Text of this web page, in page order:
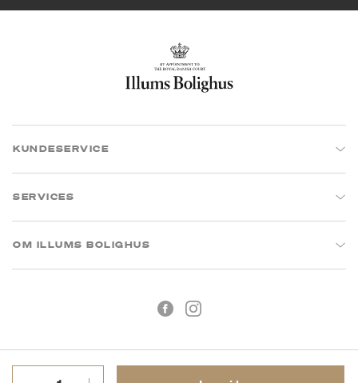
KUNDESERVICE
SERVICES
OM ILLUMS BOLIGHUS